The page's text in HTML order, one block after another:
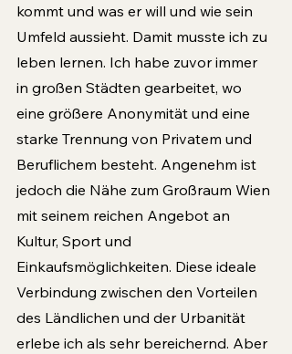
kommt und was er will und wie sein
Umfeld aussieht. Damit musste ich zu
leben lernen. Ich habe zuvor immer
in großen Städten gearbeitet, wo
eine größere Anonymität und eine
starke Trennung von Privatem und
Beruflichem besteht. Angenehm ist
jedoch die Nähe zum Großraum Wien
mit seinem reichen Angebot an
Kultur, Sport und
Einkaufsmöglichkeiten. Diese ideale
Verbindung zwischen den Vorteilen
des Ländlichen und der Urbanität
erlebe ich als sehr bereichernd. Aber